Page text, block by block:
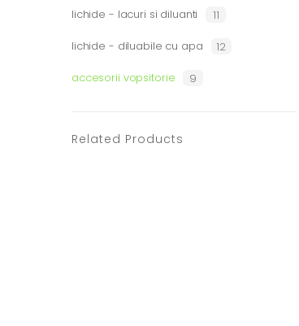
lichide - lacuri si diluanti 11
lichide - diluabile cu apa 12
accesorii vopsitorie 9
Related Products